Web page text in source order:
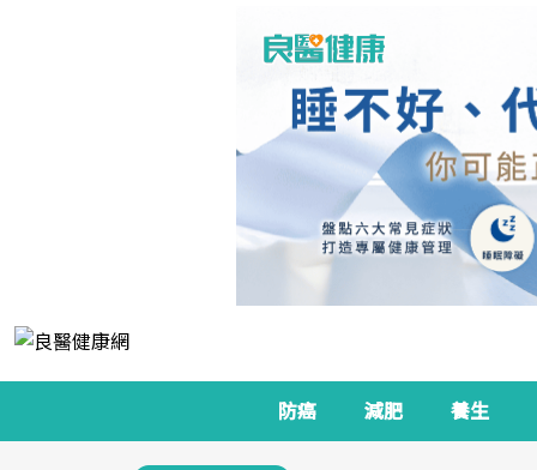
防癌 減肥 養生